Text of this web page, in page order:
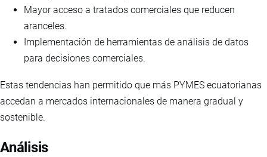
Mayor acceso a tratados comerciales que reducen
aranceles.
Implementación de herramientas de análisis de datos
para decisiones comerciales.
Estas tendencias han permitido que más PYMES ecuatorianas
accedan a mercados internacionales de manera gradual y
sostenible.
Análisis